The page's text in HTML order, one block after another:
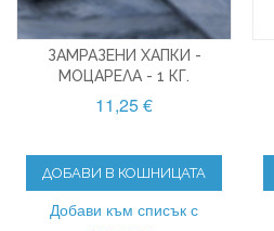
ЗАМРАЗЕНИ ХАПКИ -
МОЦАРЕЛА - 1 КГ.
11,25 €
ДОБАВИ В КОШНИЦАТА
Добави към списък с